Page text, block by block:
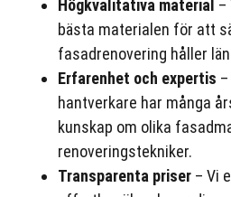
Högkvalitativa material –
bästa materialen för att
fasadrenovering håller
Erfarenhet och expertis
hantverkare har många
kunskap om olika
renoveringstekniker.
Transparenta priser – Vi